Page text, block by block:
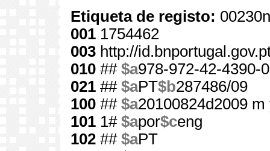
Etiqueta de registo:
001 1754462
003 http://
010 ## $a978-972-42-4390-0
021 ## $aPT$b287486/09
100 ## $a20100824d2009
101 1# $apor$ceng
102 ## $aPT